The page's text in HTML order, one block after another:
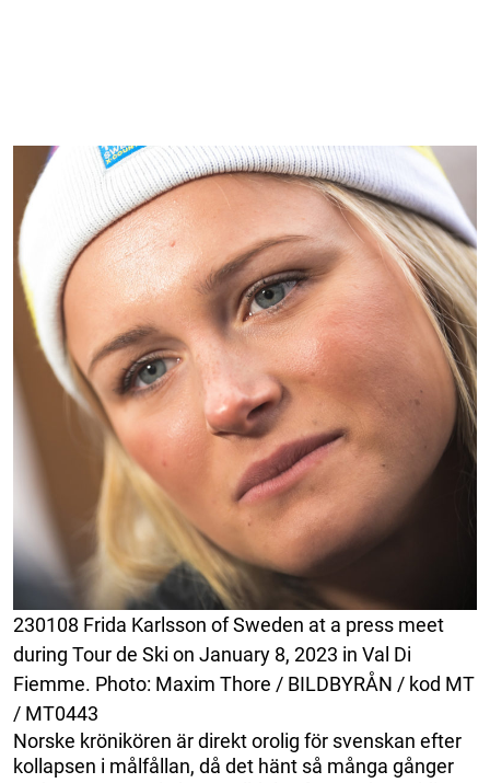
230108 Frida Karlsson of Sweden at a press meet
during Tour de Ski on January 8, 2023 in Val Di
Fiemme. Photo: Maxim Thore / BILDBYRÅN / kod MT
/ MT0443
Norske krönikören är direkt orolig för svenskan efter
kollapsen i målfållan, då det hänt så många gånger